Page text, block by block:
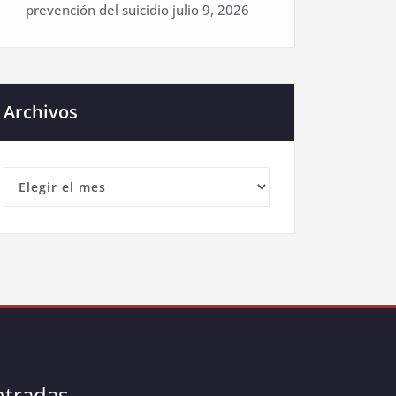
prevención del suicidio julio 9, 2026
Archivos